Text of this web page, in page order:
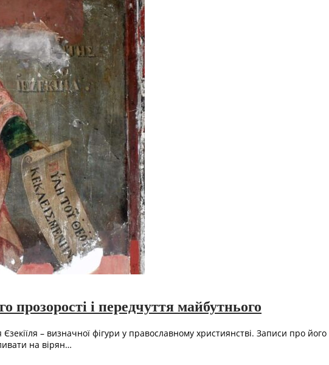
прозорості і передчуття майбутнього
– визначної фігури у православному християнстві. Записи про
на вірян…